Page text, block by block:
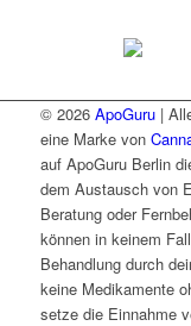
© 2026 ApoGuru|
eine Marke von
auf ApoGuru Berlin
dem Austausch von
Beratung oder
können in keinem
Behandlung durch
keine Medikamente
setze die Einnahme